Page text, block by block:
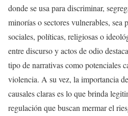
donde se usa para discriminar,
minorías o sectores vulnerables, sea
sociales, políticas, religiosas o
entre discurso y actos de odio
tipo de narrativas como potenciales
violencia. A su vez, la importancia
causales claras es lo que brinda
regulación que buscan mermar el